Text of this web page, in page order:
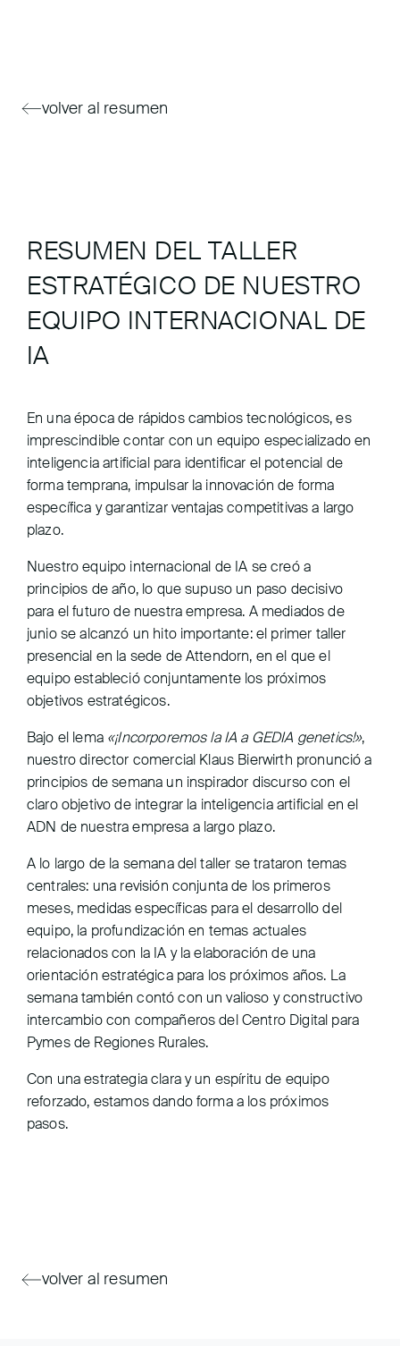
volver al resumen
RESUMEN DEL TALLER
ESTRATÉGICO DE NUESTRO
EQUIPO INTERNACIONAL DE
IA
En una época de rápidos cambios tecnológicos, es
imprescindible contar con un equipo especializado en
inteligencia artificial para identificar el potencial de
forma temprana, impulsar la innovación de forma
específica y garantizar ventajas competitivas a largo
plazo.
Nuestro equipo internacional de IA se creó a
principios de año, lo que supuso un paso decisivo
para el futuro de nuestra empresa. A mediados de
junio se alcanzó un hito importante: el primer taller
presencial en la sede de Attendorn, en el que el
equipo estableció conjuntamente los próximos
objetivos estratégicos.
Bajo el lema «¡Incorporemos la IA a GEDIA genetics!»,
nuestro director comercial Klaus Bierwirth pronunció a
principios de semana un inspirador discurso con el
claro objetivo de integrar la inteligencia artificial en el
ADN de nuestra empresa a largo plazo.
A lo largo de la semana del taller se trataron temas
centrales: una revisión conjunta de los primeros
meses, medidas específicas para el desarrollo del
equipo, la profundización en temas actuales
relacionados con la IA y la elaboración de una
orientación estratégica para los próximos años. La
semana también contó con un valioso y constructivo
intercambio con compañeros del Centro Digital para
Pymes de Regiones Rurales.
Con una estrategia clara y un espíritu de equipo
reforzado, estamos dando forma a los próximos
pasos.
volver al resumen